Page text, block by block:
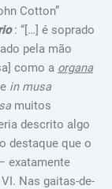
Cotton”
: “[…] é soprado
pela mão
como a organa
in musa
muitos
descrito algo
destaque que o
exatamente
Nas gaitas-de-